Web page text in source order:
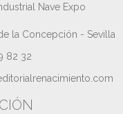
Nave Expo
la Concepción - Sevilla
82 32